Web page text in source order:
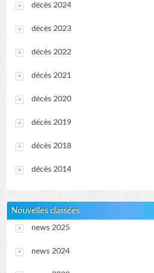
décès 2024
décès 2023
décès 2022
décès 2021
décès 2020
décès 2019
décès 2018
décès 2014
Nouvelles classées
news 2025
news 2024